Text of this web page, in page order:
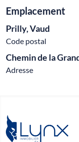
Emplacement
Prilly, Vaud
Code postal
Chemin de la
Adresse